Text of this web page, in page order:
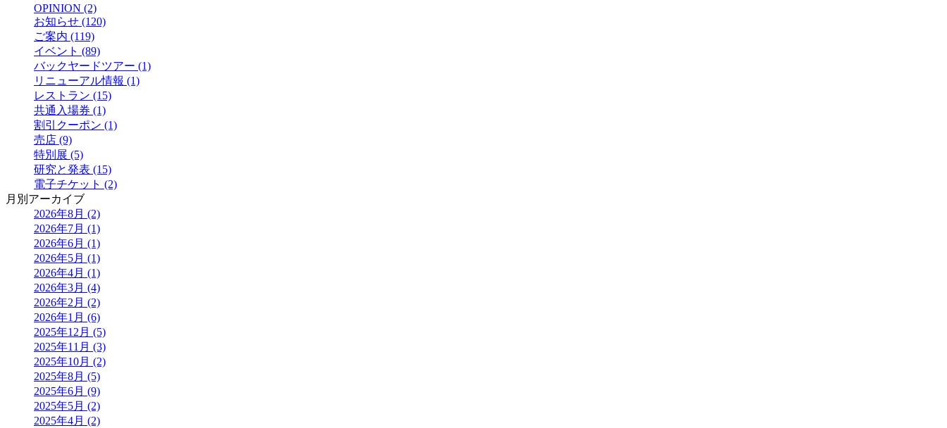
OPINION (2)
お知らせ (120)
ご案内 (119)
イベント (89)
バックヤードツアー (1)
リニューアル情報 (1)
レストラン (15)
共通入場券 (1)
割引クーポン (1)
売店 (9)
特別展 (5)
研究と発表 (15)
電子チケット (2)
月別アーカイブ
2026年8月 (2)
2026年7月 (1)
2026年6月 (1)
2026年5月 (1)
2026年4月 (1)
2026年3月 (4)
2026年2月 (2)
2026年1月 (6)
2025年12月 (5)
2025年11月 (3)
2025年10月 (2)
2025年8月 (5)
2025年6月 (9)
2025年5月 (2)
2025年4月 (2)